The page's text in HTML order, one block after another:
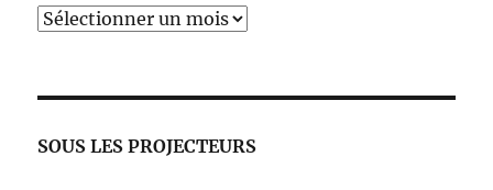
SOUS LES PROJECTEURS